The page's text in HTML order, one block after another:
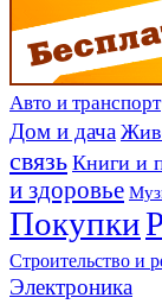
Авто и транспорт
Дом и дача
связь Книги и
и здоровье
Покупки
Строительство и
Электроника